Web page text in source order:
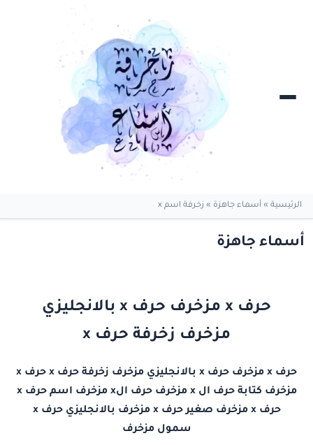
الرئيسية » أسماء جاهزة » زخرفة اسم x
أسماء جاهزة
حرف x مزخرف حرف x بالانجليزي
مزخرف زخرفة حرف x
حرف x مزخرف حرف x بالانجليزي مزخرف زخرفة حرف x حرف x
مزخرف كتابة حرف ال x مزخرف حرف الx مزخرف اسم حرف x
حرف x مزخرف صغير حرف x مزخرف بالانجليزي حرف x
سمول مزخرف